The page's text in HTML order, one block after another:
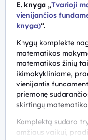
E. knyga „Tvarioji
vienijančios
knyga)“.
Knygų komplekte
matematikos
matematikos žinių
ikimokykliniame,
vienijantis
priemonę
skirtingų
Komplektą sudaro
amžiaus vaikui,